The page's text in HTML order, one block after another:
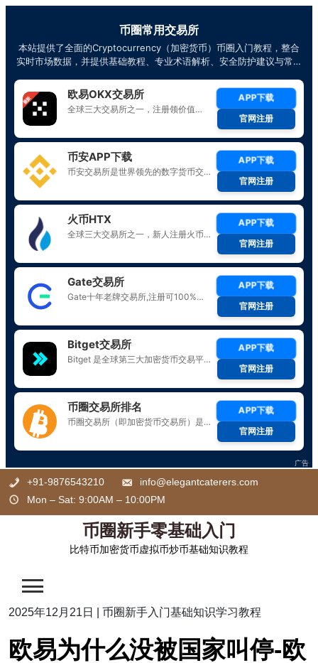
Skip
+91-9876543210
info@elegantcaterers.com
Mon – Sat: 9:00AM – 10:00PM
币圈新手零基础入门
比特币加密货币虚拟币炒币基础知识教程
2025年12月21日 币圈新手入门基础知识学习教程
欧易为什么没被国家叫停-欧